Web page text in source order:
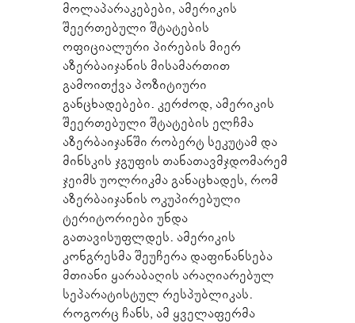
მოლაპარაკებები, ამერიკის
შეერთებული შტატების
ოფიციალური პირების მიერ
აზერბაიჯანის მისამართით
გამოითქვა პოზიტიური
განცხადებები. კერძოდ, ამერიკის
შეერთებული შტატების ელჩმა
აზერბაიჯანში რობერტ სეკუტამ და
მინსკის ჯგუფის თანათავმჯდომარემ
ჯეიმს უოლრიკმა განაცხადეს, რომ
აზერბაიჯანის ოკუპირებული
ტერიტორიები უნდა
გათავისუფლდეს. ამერიკის
კონგრესმა შეუჩერა დაფინანსება
მთიანი ყარაბაღის არაღიარებულ
სეპარატისტულ რესპუბლიკას.
როგორც ჩანს, ამ ყველაფერმა